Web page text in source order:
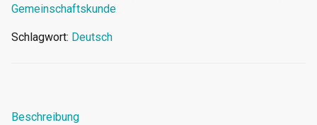
Gemeinschaftskunde
Schlagwort: Deutsch
Beschreibung